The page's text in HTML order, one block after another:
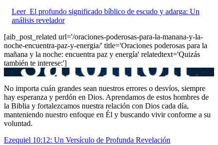
Leer El profundo significado bíblico de escudo y adarga: Un
análisis revelador
[aib_post_related url='/oraciones-poderosas-para-la-manana-y-la-
noche-encuentra-paz-y-energia/' title='Oraciones poderosas para la
mañana y la noche: encuentra paz y energía' relatedtext='Quizás
también te interese:']
No importa cuán grandes sean nuestros errores o desvíos, siempre
hay esperanza y perdón en Dios. Aprendamos de estos hombres de
la Biblia y fortalezcamos nuestra relación con Dios cada día,
manteniendo nuestro enfoque en Él y buscando vivir conforme a su
voluntad.
Ezequiel 10:12: Un Versículo de Profunda Revelación